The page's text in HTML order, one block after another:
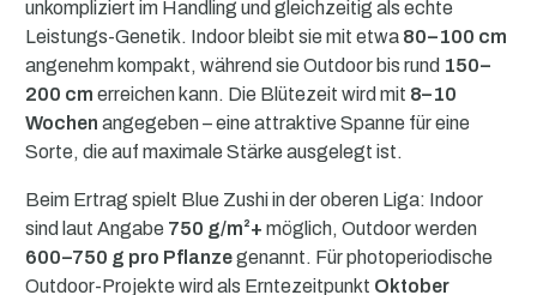
unkompliziert im Handling und gleichzeitig als echte
Leistungs-Genetik. Indoor bleibt sie mit etwa 80–100 cm
angenehm kompakt, während sie Outdoor bis rund 150–
200 cm erreichen kann. Die Blütezeit wird mit 8–10
Wochen angegeben – eine attraktive Spanne für eine
Sorte, die auf maximale Stärke ausgelegt ist.
Beim Ertrag spielt Blue Zushi in der oberen Liga: Indoor
sind laut Angabe 750 g/m²+ möglich, Outdoor werden
600–750 g pro Pflanzegenannt. Für photoperiodische
Outdoor-Projekte wird als Erntezeitpunkt Oktober